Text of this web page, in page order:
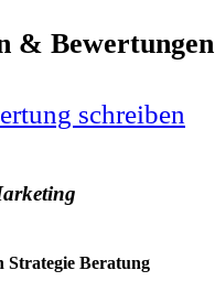
&
schreiben
Strategie Beratung